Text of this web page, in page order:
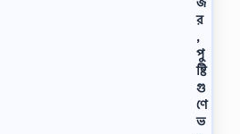
র
,
পু
ষ্টি
গু
ণে
ভ